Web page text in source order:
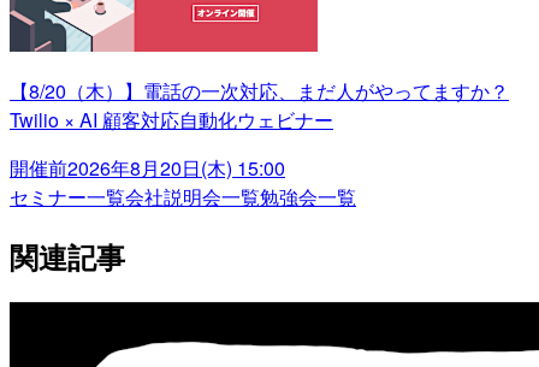
【8/20（木）】電話の一次対応、まだ人がやってますか？
Twilio × AI 顧客対応自動化ウェビナー
開催前2026年8月20日(木) 15:00
セミナー一覧会社説明会一覧勉強会一覧
関連記事